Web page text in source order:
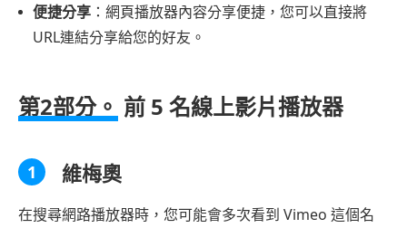
便捷分享 ：網頁播放器內容分享便捷，您可以直接將
URL連結分享給您的好友。
第2部分。 前 5 名線上影片播放器
1 維梅奧
在搜尋網路播放器時，您可能會多次看到 Vimeo 這個名